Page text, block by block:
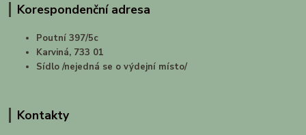
Korespondenční adresa
Poutní 397/5c
Karviná, 733 01
Sídlo /nejedná se o výdejní místo/
Kontakty